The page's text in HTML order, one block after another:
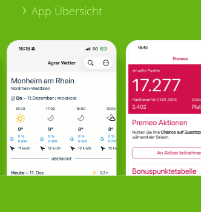
App Übersicht